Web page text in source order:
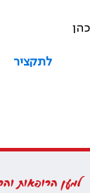
לתקציר
למען הרופאות